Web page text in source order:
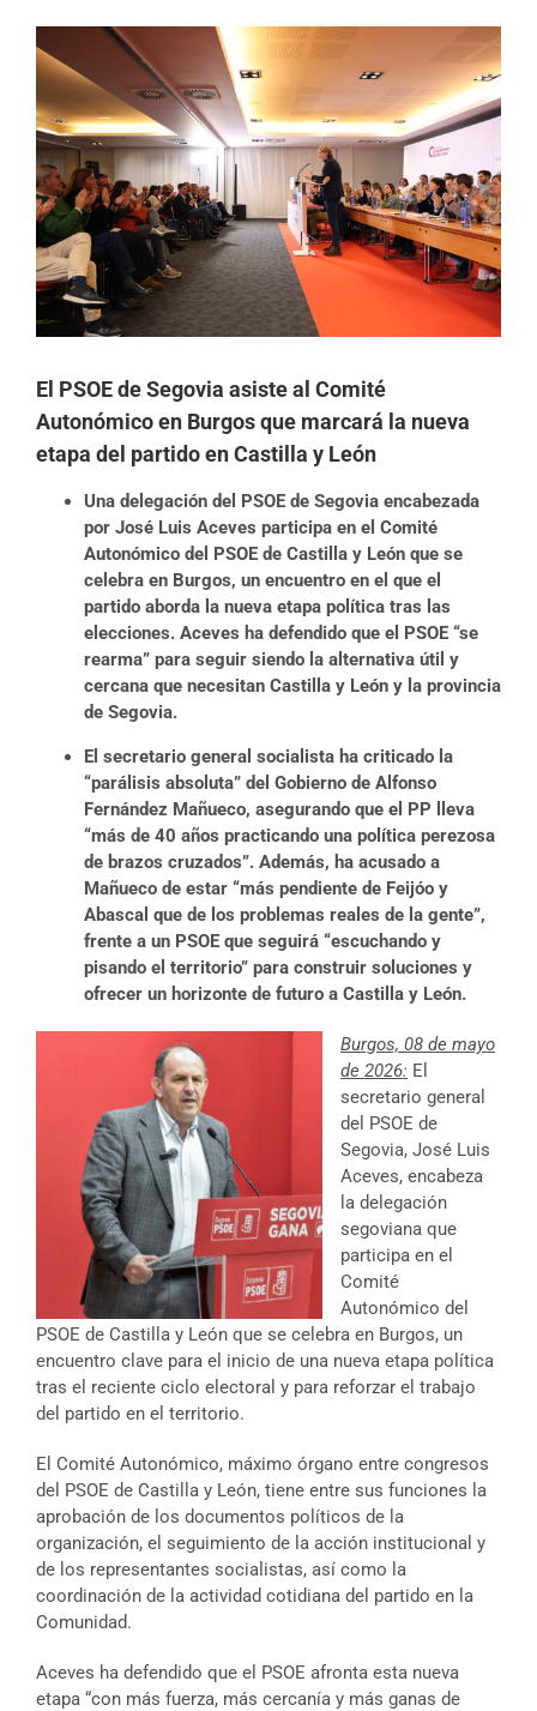
imagen
grande
El PSOE de Segovia asiste al Comité
Autonómico en Burgos que marcará la nueva
etapa del partido en Castilla y León
Una delegación del PSOE de Segovia encabezada
por José Luis Aceves participa en el Comité
Autonómico del PSOE de Castilla y León que se
celebra en Burgos, un encuentro en el que el
partido aborda la nueva etapa política tras las
elecciones. Aceves ha defendido que el PSOE “se
rearma” para seguir siendo la alternativa útil y
cercana que necesitan Castilla y León y la provincia
de Segovia.
El secretario general socialista ha criticado la
“parálisis absoluta” del Gobierno de Alfonso
Fernández Mañueco, asegurando que el PP lleva
“más de 40 años practicando una política perezosa
de brazos cruzados”. Además, ha acusado a
Mañueco de estar “más pendiente de Feijóo y
Abascal que de los problemas reales de la gente”,
frente a un PSOE que seguirá “escuchando y
pisando el territorio” para construir soluciones y
ofrecer un horizonte de futuro a Castilla y León.
Burgos, 08 de mayo
de 2026: El
secretario general
del PSOE de
Segovia, José Luis
Aceves, encabeza
la delegación
segoviana que
participa en el
Comité
Autonómico del
PSOE de Castilla y León que se celebra en Burgos, un
encuentro clave para el inicio de una nueva etapa política
tras el reciente ciclo electoral y para reforzar el trabajo
del partido en el territorio.
El Comité Autonómico, máximo órgano entre congresos
del PSOE de Castilla y León, tiene entre sus funciones la
aprobación de los documentos políticos de la
organización, el seguimiento de la acción institucional y
de los representantes socialistas, así como la
coordinación de la actividad cotidiana del partido en la
Comunidad.
Aceves ha defendido que el PSOE afronta esta nueva
etapa “con más fuerza, más cercanía y más ganas de